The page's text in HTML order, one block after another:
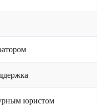
юристом